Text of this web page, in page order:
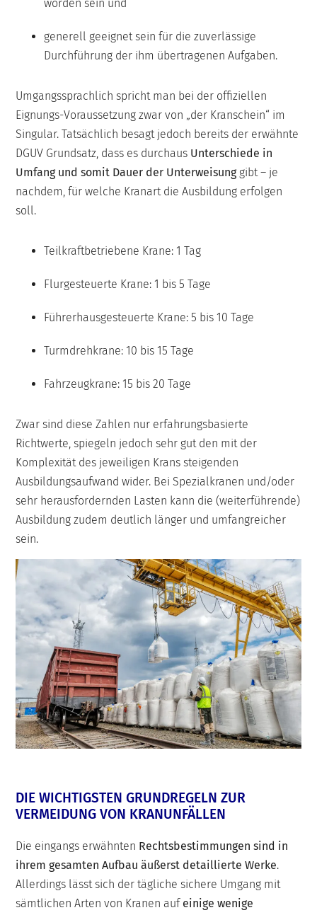
worden sein und
generell geeignet sein für die zuverlässige
Durchführung der ihm übertragenen Aufgaben.
Umgangssprachlich spricht man bei der offiziellen
Eignungs-Voraussetzung zwar von „der Kranschein“ im
Singular. Tatsächlich besagt jedoch bereits der erwähnte
DGUV Grundsatz, dass es durchaus Unterschiede in
Umfang und somit Dauer der Unterweisunggibt – je
nachdem, für welche Kranart die Ausbildung erfolgen
soll.
Teilkraftbetriebene Krane: 1 Tag
Flurgesteuerte Krane: 1 bis 5 Tage
Führerhausgesteuerte Krane: 5 bis 10 Tage
Turmdrehkrane: 10 bis 15 Tage
Fahrzeugkrane: 15 bis 20 Tage
Zwar sind diese Zahlen nur erfahrungsbasierte
Richtwerte, spiegeln jedoch sehr gut den mit der
Komplexität des jeweiligen Krans steigenden
Ausbildungsaufwand wider. Bei Spezialkranen und/oder
sehr herausfordernden Lasten kann die (weiterführende)
Ausbildung zudem deutlich länger und umfangreicher
sein.
DIE WICHTIGSTEN GRUNDREGELN ZUR
VERMEIDUNG VON KRANUNFÄLLEN
Die eingangs erwähnten Rechtsbestimmungen sind in
ihrem gesamten Aufbau äußerst detaillierte Werke.
Allerdings lässt sich der tägliche sichere Umgang mit
sämtlichen Arten von Kranen auf einige wenige